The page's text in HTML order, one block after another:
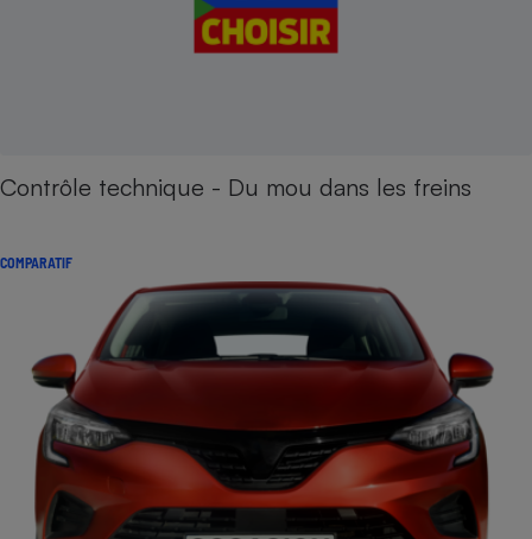
Contrôle technique - Du mou dans les freins
COMPARATIF